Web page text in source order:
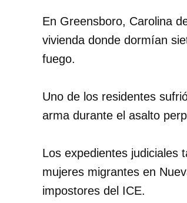
En Greensboro, Carolina
vivienda donde dormían
fuego.
Uno de los residentes
arma durante el asalto
Los expedientes judiciales
mujeres migrantes en
impostores del ICE.